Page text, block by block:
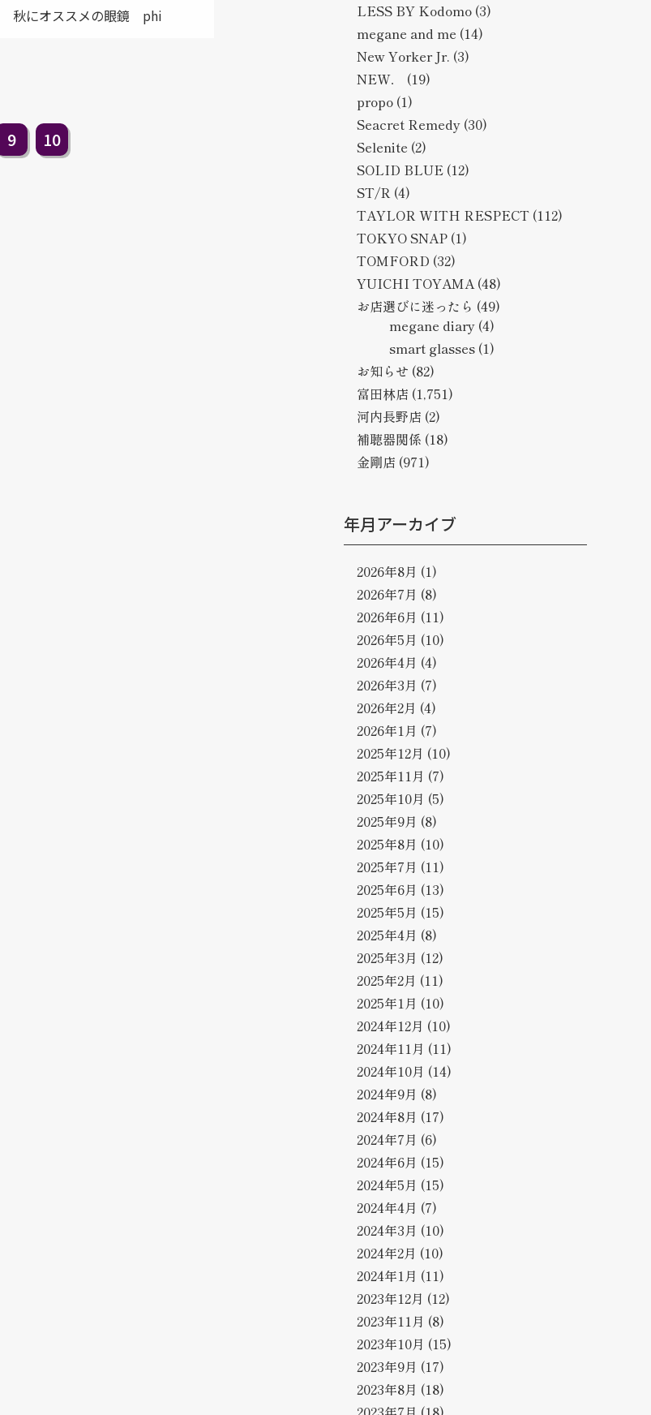
秋にオススメの眼鏡 phi
9 10
LESS BY Kodomo (3)
megane and me (14)
New Yorker Jr. (3)
NEW．
(19)
propo (1)
Seacret Remedy (30)
Selenite (2)
SOLID BLUE (12)
ST/R (4)
TAYLOR WITH RESPECT (112)
TOKYO SNAP (1)
TOMFORD (32)
YUICHI TOYAMA(48)
お店選びに迷ったら (49)
megane diary (4)
smart glasses (1)
お知らせ (82)
富田林店 (1,751)
河内長野店 (2)
補聴器関係 (18)
金剛店 (971)
年月アーカイブ
2026年8月 (1)
2026年7月 (8)
2026年6月 (11)
2026年5月 (10)
2026年4月 (4)
2026年3月 (7)
2026年2月 (4)
2026年1月 (7)
2025年12月 (10)
2025年11月 (7)
2025年10月 (5)
2025年9月 (8)
2025年8月 (10)
2025年7月 (11)
2025年6月 (13)
2025年5月 (15)
2025年4月 (8)
2025年3月 (12)
2025年2月 (11)
2025年1月 (10)
2024年12月 (10)
2024年11月 (11)
2024年10月 (14)
2024年9月 (8)
2024年8月 (17)
2024年7月 (6)
2024年6月 (15)
2024年5月 (15)
2024年4月 (7)
2024年3月 (10)
2024年2月 (10)
2024年1月 (11)
2023年12月 (12)
2023年11月 (8)
2023年10月 (15)
2023年9月 (17)
2023年8月 (18)